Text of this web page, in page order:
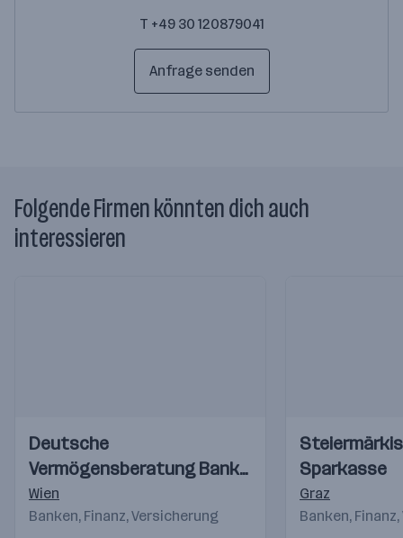
T +49 30 120879041
Anfrage senden
Folgende Firmen könnten dich auch
interessieren
Videos
Einblicke
Einblicke
Deutsche
Vermögensberatung Bank
AG
Wien
Banken, Finanz, Versicherung
Videos
Einblicke
Einblicke
Sparkasse
Graz
Banken,